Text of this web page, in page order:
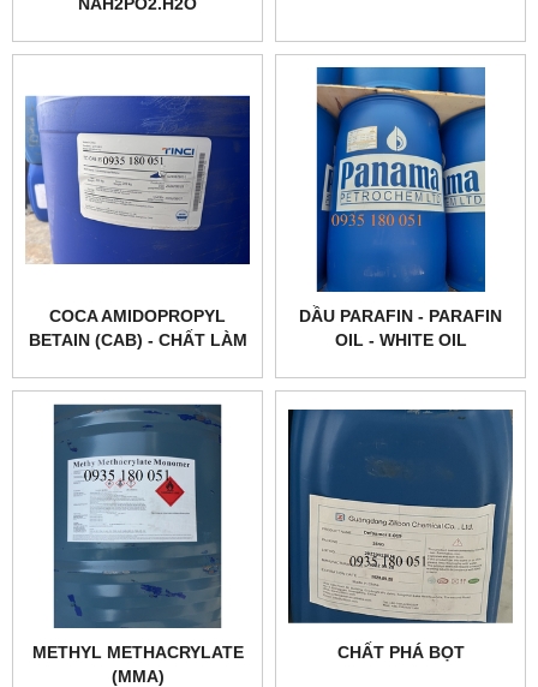
COCA AMIDOPROPYL
BETAIN (CAB) - CHẤT LÀM
DẦU PARAFIN - PARAFIN
OIL - WHITE OIL
METHYL METHACRYLATE
(MMA)
CHẤT PHÁ BỌT